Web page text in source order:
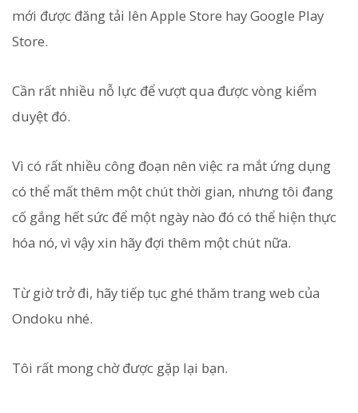
mới được đăng tải lên Apple Store hay Google Play
Store.
Cần rất nhiều nỗ lực để vượt qua được vòng kiểm
duyệt đó.
Vì có rất nhiều công đoạn nên việc ra mắt ứng dụng
có thể mất thêm một chút thời gian, nhưng tôi đang
cố gắng hết sức để một ngày nào đó có thể hiện thực
hóa nó, vì vậy xin hãy đợi thêm một chút nữa.
Từ giờ trở đi, hãy tiếp tục ghé thăm trang web của
Ondoku nhé.
Tôi rất mong chờ được gặp lại bạn.